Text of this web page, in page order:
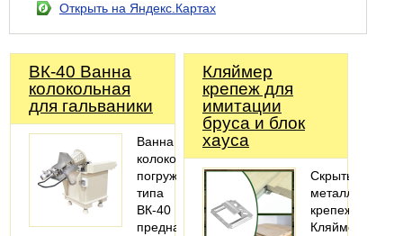
Открыть на Яндекс.Картах
ВК-40 Ванна
колокольная
для гальваники
Ванна
колокольная
погружного
типа
ВК-40
предназначена
Кляймер
крепеж для
имитации
бруса и блок
хауса
Скрытый
металлический
крепеж
Кляймер